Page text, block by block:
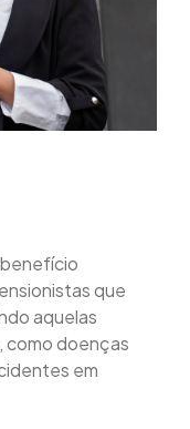
benefício
que
aquelas
como doenças
em